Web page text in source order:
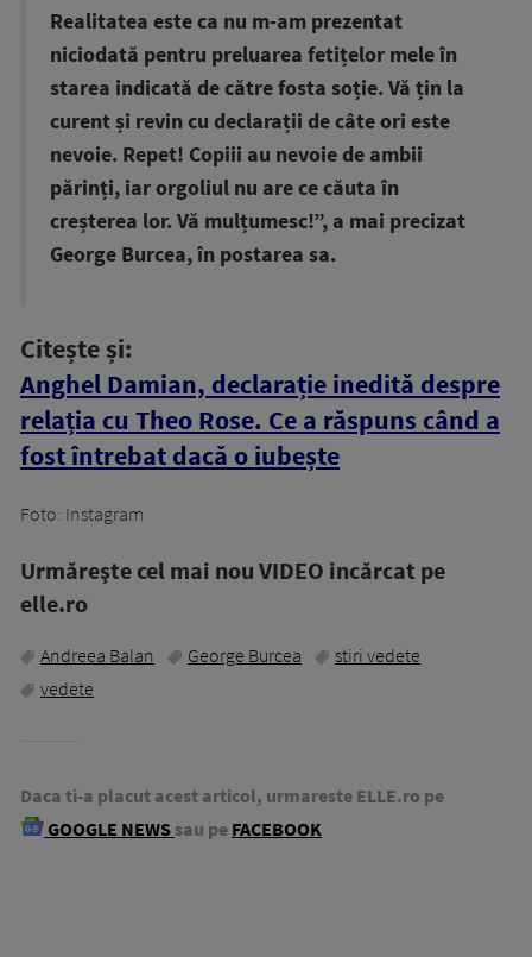
Realitatea este ca nu m-am prezentat
niciodată pentru preluarea fetițelor mele în
starea indicată de către fosta soție. Vă țin la
curent și revin cu declarații de câte ori este
nevoie. Repet! Copiii au nevoie de ambii
părinți, iar orgoliul nu are ce căuta în
creșterea lor. Vă mulțumesc!”, a mai precizat
George Burcea, în postarea sa.
Citește și:
Anghel Damian, declarație inedită despre
relația cu Theo Rose. Ce a răspuns când a
fost întrebat dacă o iubește
Foto: Instagram
Urmăreşte cel mai nou VIDEO incărcat pe
elle.ro
Andreea Balan George Burcea
stiri vedete
vedete
Daca ti-a placut acest articol, urmareste ELLE.ro pe
GOOGLE NEWS sau pe FACEBOOK